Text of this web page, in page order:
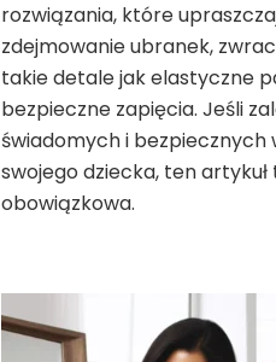
rozwiązania, które
zdejmowanie ubranek,
takie detale jak elastyczne
bezpieczne zapięcia. Jeśli
świadomych i bezpiecznych
swojego dziecka, ten
obowiązkowa.